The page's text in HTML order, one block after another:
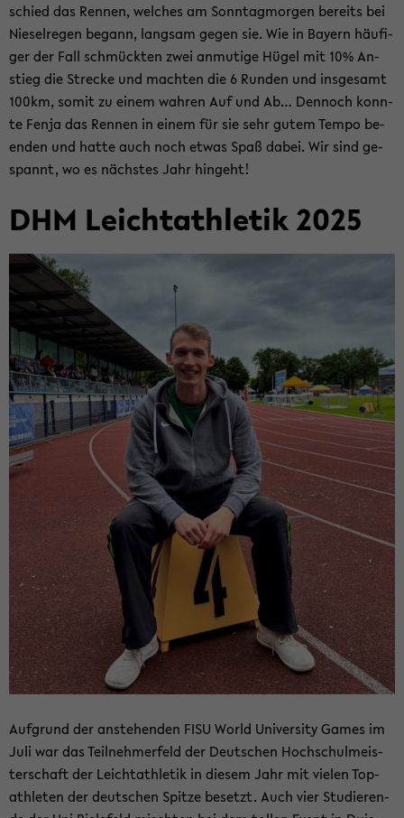
schied das Ren­nen, wel­ches am Sonn­tag­mor­gen be­reits bei
Nie­sel­re­gen be­gann, lang­sam gegen sie. Wie in Bay­ern häu­fi­
ger der Fall schmück­ten zwei an­mu­ti­ge Hügel mit 10% An­
stieg die Stre­cke und mach­ten die 6 Run­den und ins­ge­samt
100km, somit zu einem wah­ren Auf und Ab… Den­noch konn­
te Fenja das Ren­nen in einem für sie sehr gutem Tempo be­
en­den und hatte auch noch etwas Spaß dabei. Wir sind ge­
spannt, wo es nächs­tes Jahr hin­geht!
DHM Leicht­ath­le­tik 2025
Auf­grund der an­ste­hen­den FISU World Uni­ver­si­ty Games im
Juli war das Teil­neh­mer­feld der Deut­schen Hoch­schul­meis­
ter­schaft der Leicht­ath­le­tik in die­sem Jahr mit vie­len Top­
ath­le­ten der deut­schen Spit­ze be­setzt. Auch vier Stu­die­ren­